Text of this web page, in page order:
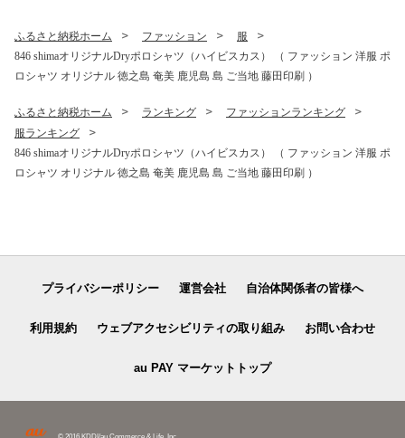
ふるさと納税ホーム ファッション
服
846 shimaオリジナルDryポロシャツ（ハイビスカス） （ ファッション 洋服 ポ
ロシャツ オリジナル 徳之島 奄美 鹿児島 島 ご当地 藤田印刷 ）
ふるさと納税ホーム ランキング
ファッションランキング
服ランキング
846 shimaオリジナルDryポロシャツ（ハイビスカス） （ ファッション 洋服 ポ
ロシャツ オリジナル 徳之島 奄美 鹿児島 島 ご当地 藤田印刷 ）
プライバシーポリシー 運営会社 自治体関係者の皆様へ
利用規約 ウェブアクセシビリティの取り組み お問い合わせ
au PAY マーケットトップ